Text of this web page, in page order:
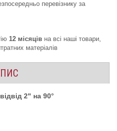
перевізнику за
12 місяців на всі наші товари,
матеріалів
2" на 90°